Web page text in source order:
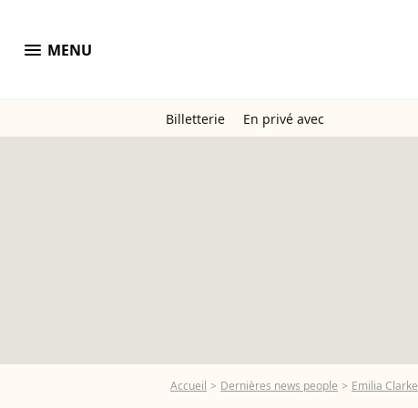
menu MENU
Billetterie En privé avec
Accueil Dernières news people Emilia Clarke